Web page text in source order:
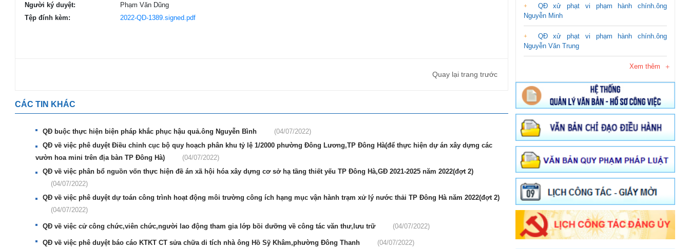
Người ký duyệt:
Phạm Văn Dũng
Tệp đính kèm:
2022-QD-1389.signed.pdf
Quay lại trang trước
CÁC TIN KHÁC
QĐ buộc thực hiện biện pháp khắc phục hậu quả.ông Nguyễn Bình
(04/07/2022)
QĐ về việc phê duyệt Điều chỉnh cục bộ quy hoạch phân khu tỷ lệ 1/2000 phường Đông Lương,TP Đông Hà(để thực hiện dự án xây dựng các
vườn hoa mini trên địa bàn TP Đông Hà)
(04/07/2022)
QĐ về việc phân bổ nguồn vốn thực hiện đề án xã hội hóa xây dựng cơ sở hạ tầng thiết yếu TP Đông Hà,GĐ 2021-2025 năm 2022(đợt 2)
(04/07/2022)
QĐ về việc phê duyệt dự toán công trình hoạt động môi trường công ích hạng mục vận hành trạm xử lý nước thải TP Đông Hà năm 2022(đợt 2)
(04/07/2022)
QĐ về việc cử công chức,viên chức,người lao động tham gia lớp bồi dưỡng về công tác văn thư,lưu trữ (04/07/2022)
QĐ về việc phê duyệt báo cáo KTKT CT sửa chữa di tích nhà ông Hồ Sỹ Khâm,phường Đông Thanh (04/07/2022)
QĐ xử phạt vi phạm hành chính.ông
Nguyễn Minh
QĐ xử phạt vi phạm hành chính.ông
Nguyễn Văn Trung
Xem thêm